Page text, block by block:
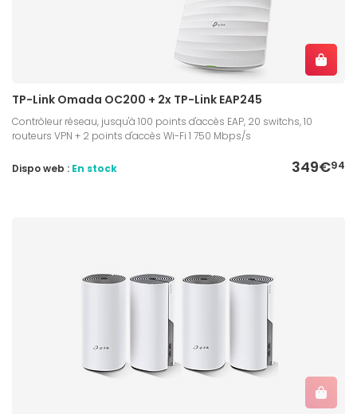
TP-Link Omada OC200 + 2x TP-Link EAP245
Contrôleur réseau, jusqu'à 100 points d'accès EAP, 20 switchs, 10
routeurs VPN + 2 points d'accès Wi-Fi 1 750 Mbps/s
349€94
Dispo web : En stock